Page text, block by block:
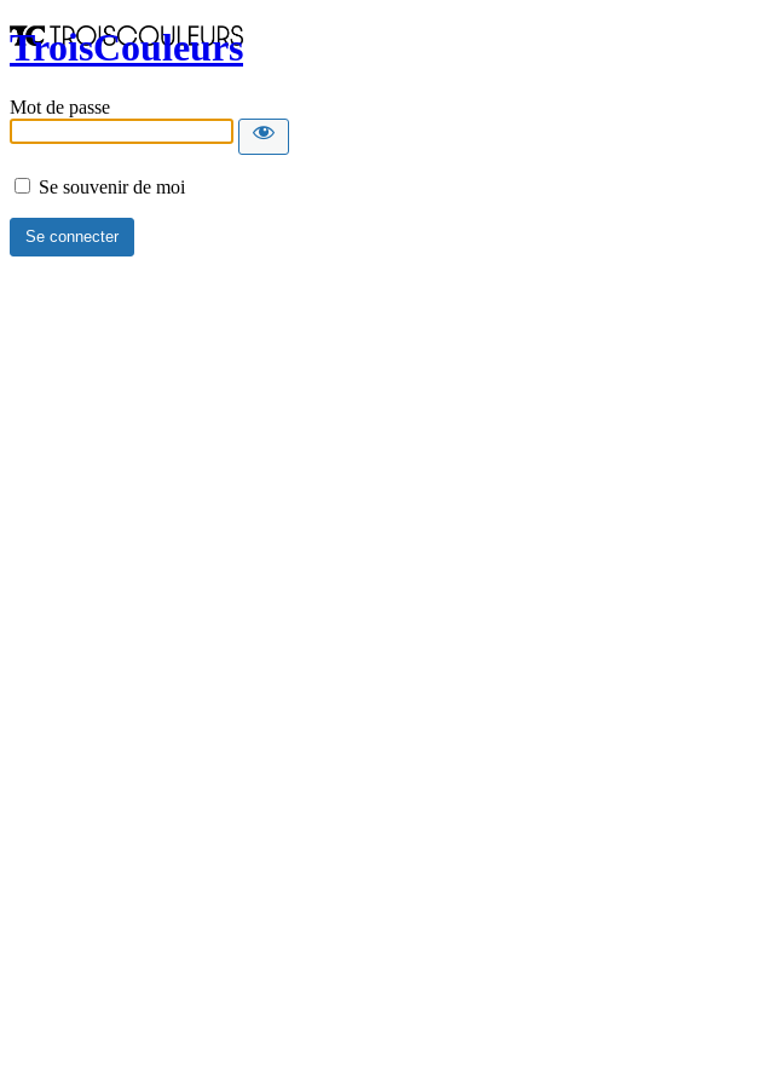
TroisCouleurs
Mot de passe
Se souvenir de moi